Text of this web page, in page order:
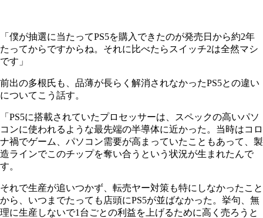
「僕が抽選に当たってPS5を購入できたのが発売日から約2年
たってからですからね。それに比べたらスイッチ2は全然マシ
です」
前出の多根氏も、品薄が長らく解消されなかったPS5との違い
についてこう話す。
「PS5に搭載されていたプロセッサーは、スペックの高いパソ
コンに使われるような最先端の半導体に近かった。当時はコロ
ナ禍でゲーム、パソコン需要が高まっていたこともあって、製
造ラインでこのチップを奪い合うという状況が生まれたんで
す。
それで生産が追いつかず、転売ヤー対策も特にしなかったこと
から、いつまでたっても店頭にPS5が並ばなかった。挙句、無
理に生産しないで1台ごとの利益を上げるために高く売ろうと